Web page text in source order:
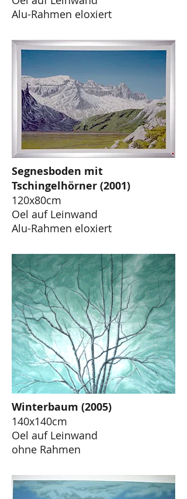
Alu-Rahmen eloxiert
Segnesboden mit
Tschingelhörner (2001)
120x80cm
Oel auf Leinwand
Alu-Rahmen eloxiert
Winterbaum (2005)
140x140cm
Oel auf Leinwand
ohne Rahmen